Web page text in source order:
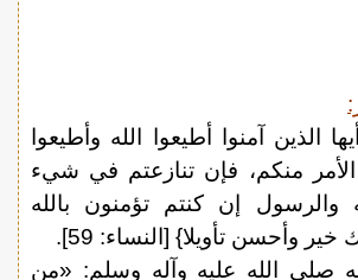
الذين آمنوا أطيعوا الله وأطيعوا
منكم، فإن تنازعتم في شيء
والرسول إن كنتم تؤمنون بالله
خير وأحسن تأويلا} [النساء: 59].
صلى الله عليه وآله وسلم: «من